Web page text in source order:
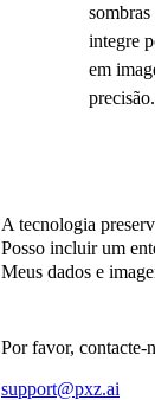
integre
em
precisão.
A tecnologia
Posso incluir um
Meus dados e
Por favor, contacte-
support@pxz.ai